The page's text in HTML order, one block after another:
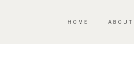
ABOUT
HOME